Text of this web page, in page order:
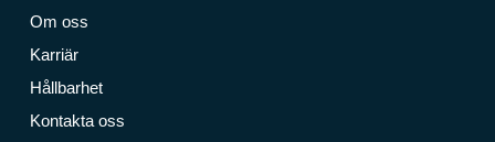
Om oss
Karriär
Hållbarhet
Kontakta oss